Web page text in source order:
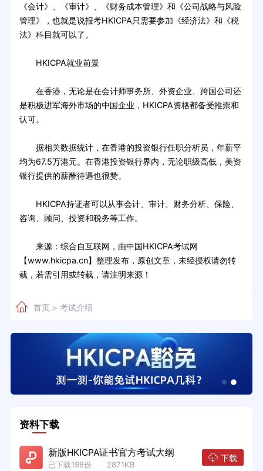
《会计》、《审计》、《财务成本管理》和《公司战略与风险
管理》，也就是说报考HKICPA只需要参加《经济法》和《税
法》科目就可以了。
HKICPA就业前景
在香港，无论是在会计师事务所、外资企业、跨国公司还
是积极进军海外市场的中国企业，HKICPA资格都备受推崇和
认可。
据相关数据统计，在香港的投资银行任职分析员，年薪平
均为67.5万港元。在香港投资银行界内，无论职级高低，美资
银行提供的薪酬待遇也很赞。
HKICPA持证者可以从事会计、审计、财务分析、保险、
咨询、顾问、投资和税务等工作。
来源：综合自互联网，由中国HKICPA考试网
【www.hkicpa.cn】整理发布，原创文章，未经授权请勿转
载，若需引用或转载，请注明来源！
首页> 考试介绍
资料下载
新版HKICPA证书官方考试大纲
已下载198份 2871KB
下载